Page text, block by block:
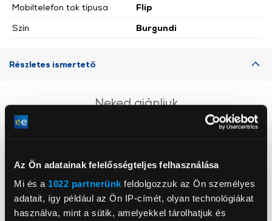
Az Ön adatainak felelősségteljes felhasználása
Mi és a 1022 partnerünk feldolgozzuk az Ön személyes
adatait, így például az Ön IP-címét, olyan technológiákat
használva, mint a sütik, amelyekkel tárolhatjuk és
Mobiltelefon tok típusa
Flip
Szín
Burgundi
Részletes ismertető
Neked ajánljuk